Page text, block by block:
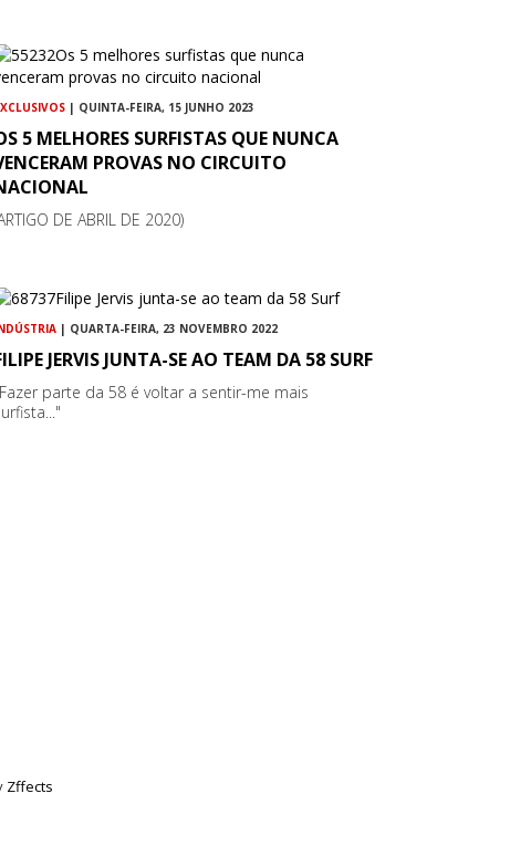
| QUINTA-FEIRA, 15 JUNHO 2023
5 MELHORES SURFISTAS QUE NUNCA
PROVAS NO CIRCUITO
DE ABRIL DE 2020)
| QUARTA-FEIRA, 23 NOVEMBRO 2022
JERVIS JUNTA-SE AO TEAM DA 58 SURF
parte da 58 é voltar a sentir-me mais
Zffects